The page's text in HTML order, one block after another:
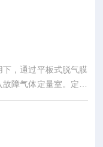
，通过平板式脱气膜
障气体定量室。定量
谱柱，色谱柱对不同